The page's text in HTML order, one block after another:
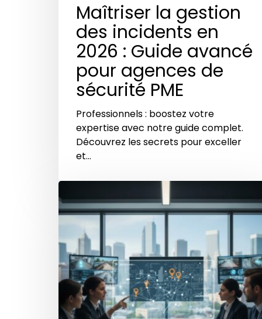
Maîtriser la gestion
des incidents en
2026 : Guide avancé
pour agences de
sécurité PME
Professionnels : boostez votre
expertise avec notre guide complet.
Découvrez les secrets pour exceller
et…
Comment
la
transformation
numérique
réinvente
gestion
des
rondes
de